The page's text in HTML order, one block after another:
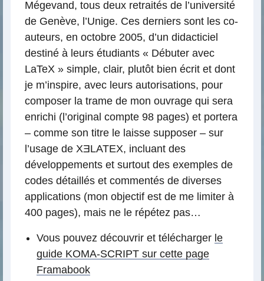
Mégevand, tous deux retraités de l’université
de Genève, l’Unige. Ces derniers sont les co-
auteurs, en octobre 2005, d’un didacticiel
destiné à leurs étudiants « Débuter avec
LaTeX » simple, clair, plutôt bien écrit et dont
je m’inspire, avec leurs autorisations, pour
composer la trame de mon ouvrage qui sera
enrichi (l’original compte 98 pages) et portera
– comme son titre le laisse supposer – sur
l’usage de XƎLATEX, incluant des
développements et surtout des exemples de
codes détaillés et commentés de diverses
applications (mon objectif est de me limiter à
400 pages), mais ne le répétez pas…
Vous pouvez découvrir et télécharger le
guide KOMA-SCRIPT sur cette page
Framabook